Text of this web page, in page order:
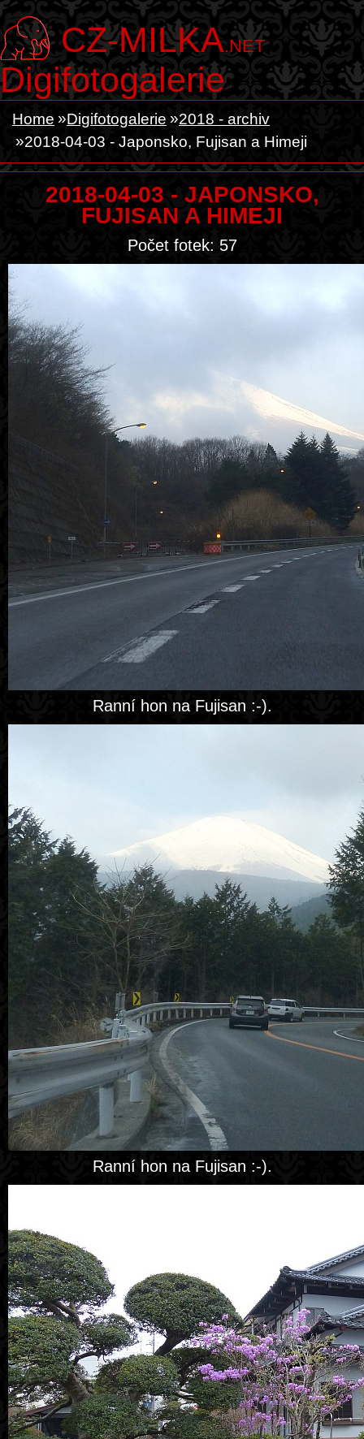
CZ-MILKA.NET
Digifotogalerie
Home Digifotogalerie
2018 - archiv
2018-04-03 - Japonsko, Fujisan a Himeji
2018-04-03 - JAPONSKO,
FUJISAN A HIMEJI
Počet fotek: 57
Ranní hon na Fujisan :-).
Ranní hon na Fujisan :-).